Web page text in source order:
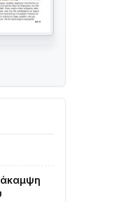
Λυγιά